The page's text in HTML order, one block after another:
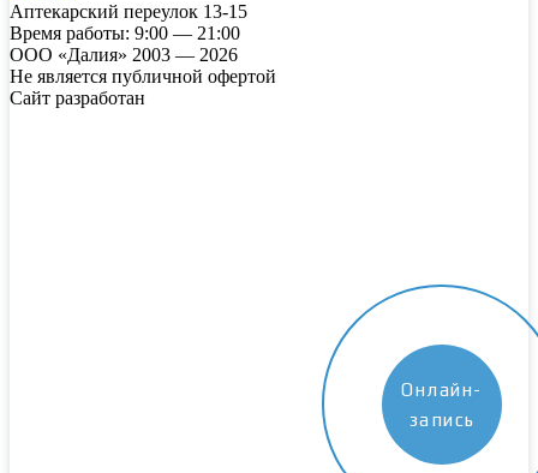
Онлайн-
запись
Аптекарский переулок 13-15
Время работы: 9:00 — 21:00
ООО «Далия» 2003 — 2026
Не является публичной офертой
Сайт разработан